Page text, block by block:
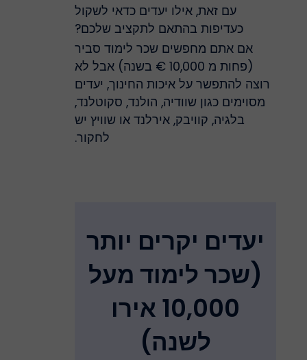
עם זאת, אילו יעדים כדאי לשקול
כעדיפות בהתאם לתקציב שלכם?
אם אתם מחפשים שכר לימוד סביר
(פחות מ 10,000 € בשנה) אבל לא
רוצה להתפשר על איכות החינוך, יעדים
מסוימים כגון שוודיה, הולנד, סקוטלנד,
בלגיה, קוויבק, אירלנד או שוויץ יש
לחקור.
יעדים יקרים יותר
(שכר לימוד מעל
10,000 אירו
לשנה)